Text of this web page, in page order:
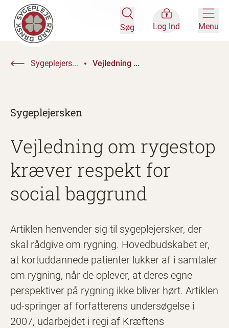
Søg Log Ind Menu
Sygeplejers... Vejledning ...
Sygeplejersken
Vejledning om rygestop
kræver respekt for
social baggrund
Artiklen henvender sig til sygeplejersker, der
skal rådgive om rygning. Hovedbudskabet er,
at kortuddannede patienter lukker af i samtaler
om rygning, når de oplever, at deres egne
perspektiver på rygning ikke bliver hørt. Artiklen
ud-springer af forfatterens undersøgelse i
2007, udarbejdet i regi af Kræftens